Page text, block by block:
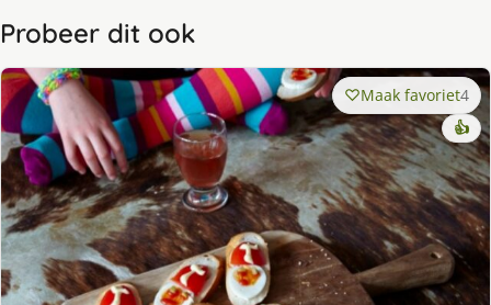
Probeer dit ook
Maak favoriet4
👍